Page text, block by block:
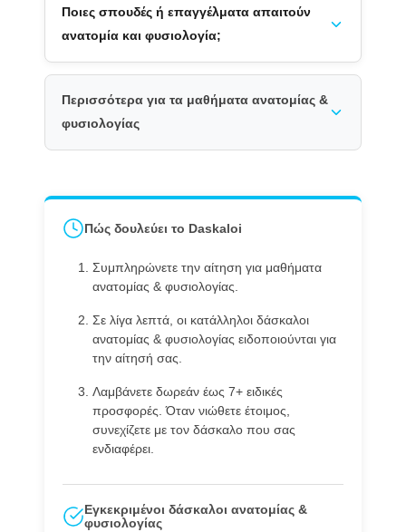
Ποιες σπουδές ή επαγγέλματα απαιτούν
ανατομία και φυσιολογία;
Περισσότερα για τα μαθήματα ανατομίας &
φυσιολογίας
Πώς δουλεύει το Daskaloi
Συμπληρώνετε την αίτηση για μαθήματα
ανατομίας & φυσιολογίας.
Σε λίγα λεπτά, οι κατάλληλοι δάσκαλοι
ανατομίας & φυσιολογίας ειδοποιούνται για
την αίτησή σας.
Λαμβάνετε δωρεάν έως 7+ ειδικές
προσφορές. Όταν νιώθετε έτοιμος,
συνεχίζετε με τον δάσκαλο που σας
ενδιαφέρει.
Εγκεκριμένοι δάσκαλοι ανατομίας &
φυσιολογίας